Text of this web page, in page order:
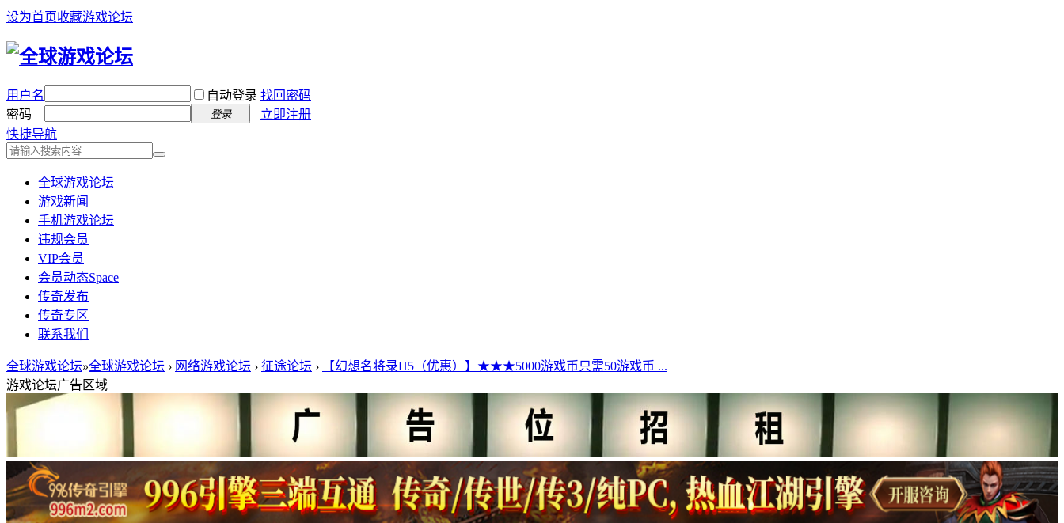
设为首页收藏游戏论坛
用户名 自动登录 找回密码
密码
登录
立即注册
快捷导航
全球游戏论坛
游戏新闻
手机游戏论坛
违规会员
VIP会员
会员动态Space
传奇发布
传奇专区
联系我们
全球游戏论坛»全球游戏论坛 › 网络游戏论坛 › 征途论坛 ›
【幻想名将录H5（优惠）】★★★5000游戏币只需50游戏币 ...
游戏论坛广告区域